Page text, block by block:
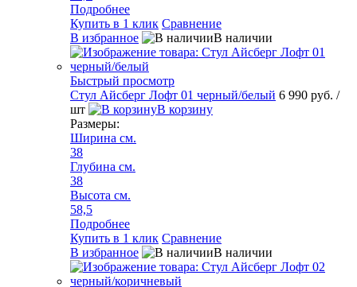
Подробнее
Купить в 1 клик Сравнение
В избранное
В наличии
Быстрый просмотр
Стул Айсберг Лофт 01 черный/белый 6 990 руб. /
шт
В корзину
Размеры:
Ширина см.
38
Глубина см.
38
Высота см.
58,5
Подробнее
Купить в 1 клик Сравнение
В избранное
В наличии